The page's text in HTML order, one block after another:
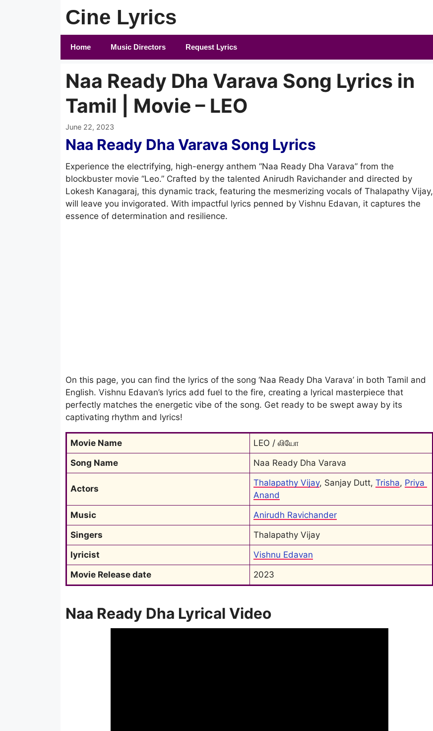
Cine Lyrics
Home Music Directors Request Lyrics
Naa Ready Dha Varava Song Lyrics in
Tamil | Movie – LEO
June 22, 2023
Naa Ready Dha Varava Song Lyrics
Experience the electrifying, high-energy anthem “Naa Ready Dha Varava” from the
blockbuster movie “Leo.” Crafted by the talented Anirudh Ravichander and directed by
Lokesh Kanagaraj, this dynamic track, featuring the mesmerizing vocals of Thalapathy Vijay,
will leave you invigorated. With impactful lyrics penned by Vishnu Edavan, it captures the
essence of determination and resilience.
On this page, you can find the lyrics of the song ‘Naa Ready Dha Varava’ in both Tamil and
English. Vishnu Edavan’s lyrics add fuel to the fire, creating a lyrical masterpiece that
perfectly matches the energetic vibe of the song. Get ready to be swept away by its
captivating rhythm and lyrics!
Movie Name
LEO / லியோ
Song Name
Naa Ready Dha Varava
Actors
Thalapathy Vijay, Sanjay Dutt, Trisha, Priya
Anand
Music
Anirudh Ravichander
Singers
Thalapathy Vijay
lyricist
Vishnu Edavan
Movie Release date
2023
Naa Ready Dha Lyrical Video